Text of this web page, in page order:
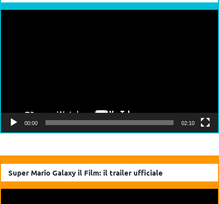
00:00 02:10
Super Mario Galaxy il Film: il trailer ufficiale